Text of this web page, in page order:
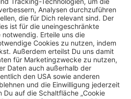
Mitglied im: